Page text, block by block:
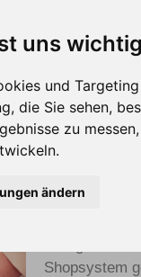
uns
und
die Sie sehen,
zu
ändern
Vorteile
Ipilum
Shopsystem